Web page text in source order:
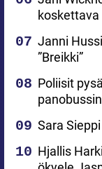
Janni
”Breikki”
Poliisit
Sara
Hjallis